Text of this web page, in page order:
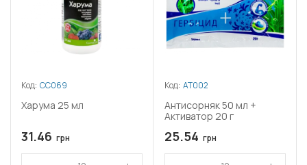
Код: СС069
Харума 25 мл
31.46 грн
Код: АТ002
Антисорняк 50 мл +
Активатор 20 г
25.54 грн